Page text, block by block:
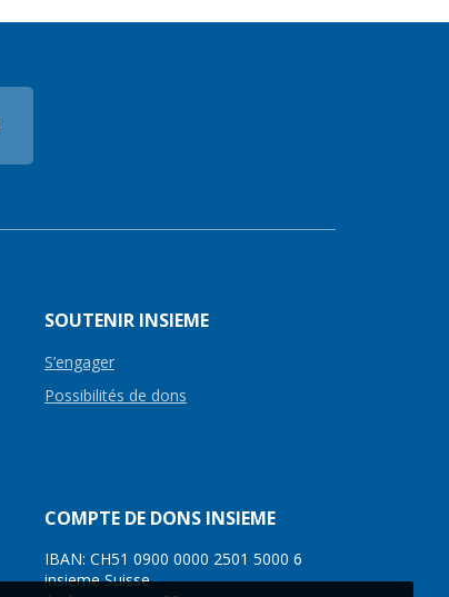
SOUTENIR INSIEME
S’engager
Possibilités de dons
COMPTE DE DONS INSIEME
IBAN: CH51 0900 0000 2501 5000 6
insieme Suisse